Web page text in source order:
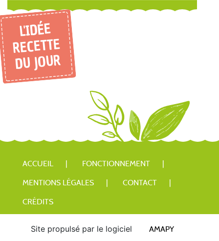
L'IDÉE
RECETTE
DU JOUR
ACCUEIL FONCTIONNEMENT
MENTIONS LÉGALES CONTACT
CRÉDITS
Site propulsé par le logiciel AMAPY